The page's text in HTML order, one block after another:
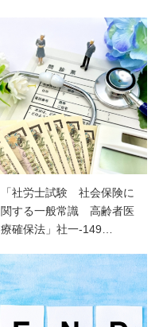
「社労士試験 社会保険に
関する一般常識 高齢者医
療確保法」社一-149…